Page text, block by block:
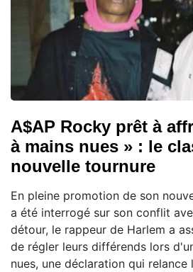
A$AP Rocky prêt à
à mains nues » : le
nouvelle tournure
En pleine promotion de son
a été interrogé sur son conflit
détour, le rappeur de Harlem a
de régler leurs différends lors
nues, une déclaration qui relance